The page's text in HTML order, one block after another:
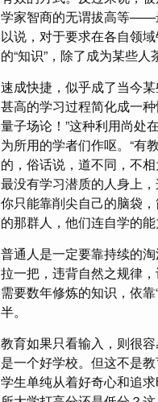
学家智商的无谓拔高等——
以说，对于要求在各自领
的“知识”，除了成为某些
速成快捷，似乎成了当今
甚高的学习过程简化成一
量子场论！”这种利用尚处
为所用的学者们作呕。“有
的，俗话说，道不同，不
最没有学习潜质的人身上
你只能靠削尖自己的脑袋
的那群人，他们连自学的
普通人是一定要靠持续的
拉一把，违背自然之规律
需要数年修炼的知识，依
半。
教育如果只看输入，则很
是一个好学校。但这不是
学生单纯从着好奇心和追